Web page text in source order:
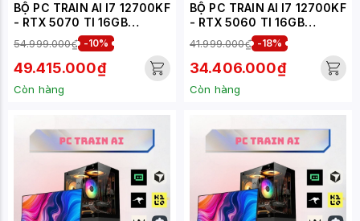
BỘ PC TRAIN AI I7 12700KF
- RTX 5070 TI 16GB
(XUEPC093-TA)
54.999.000₫ -10%
49.415.000₫
Còn hàng
BỘ PC TRAIN AI I7 12700KF
- RTX 5060 TI 16GB
(XUEPC091)
41.999.000₫ -18%
34.406.000₫
Còn hàng